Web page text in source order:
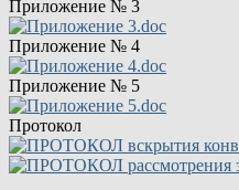
Приложение № 3
Приложение № 4
Приложение № 5
Протокол